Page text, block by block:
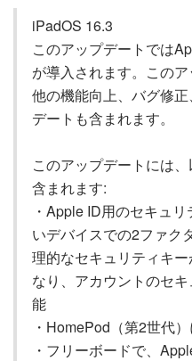
iPadOS 16.3
このアップデートでは
が導入されます。この
他の機能向上、バグ修
デートも含まれます。
このアップデートには
含まれます:
・Apple ID用のセキュ
いデバイスでの2ファク
理的なセキュリティキ
なり、アカウントのセ
能
・HomePod（第2世代
・フリーボードで、